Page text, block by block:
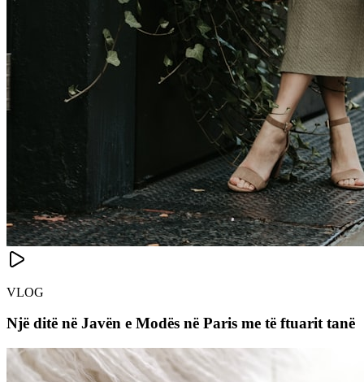
VLOG
Një ditë në Javën e Modës në Paris me të ftuarit tanë